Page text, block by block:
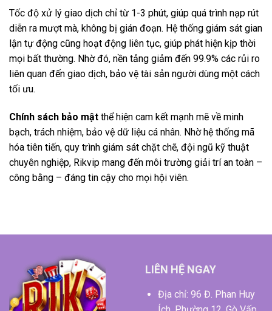
Tốc độ xử lý giao dịch chỉ từ 1-3 phút, giúp quá trình nạp rút
diễn ra mượt mà, không bị gián đoạn. Hệ thống giám sát gian
lận tự động cũng hoạt động liên tục, giúp phát hiện kịp thời
mọi bất thường. Nhờ đó, nền tảng giảm đến 99.9% các rủi ro
liên quan đến giao dịch, bảo vệ tài sản người dùng một cách
tối ưu.
Chính sách bảo mật thể hiện cam kết mạnh mẽ về minh
bạch, trách nhiệm, bảo vệ dữ liệu cá nhân. Nhờ hệ thống mã
hóa tiên tiến, quy trình giám sát chặt chẽ, đội ngũ kỹ thuật
chuyên nghiệp, Rikvip mang đến môi trường giải trí an toàn –
công bằng – đáng tin cậy cho mọi hội viên.
LIÊN HỆ NGAY
Địa chỉ: 96 Đ. Phan Huy